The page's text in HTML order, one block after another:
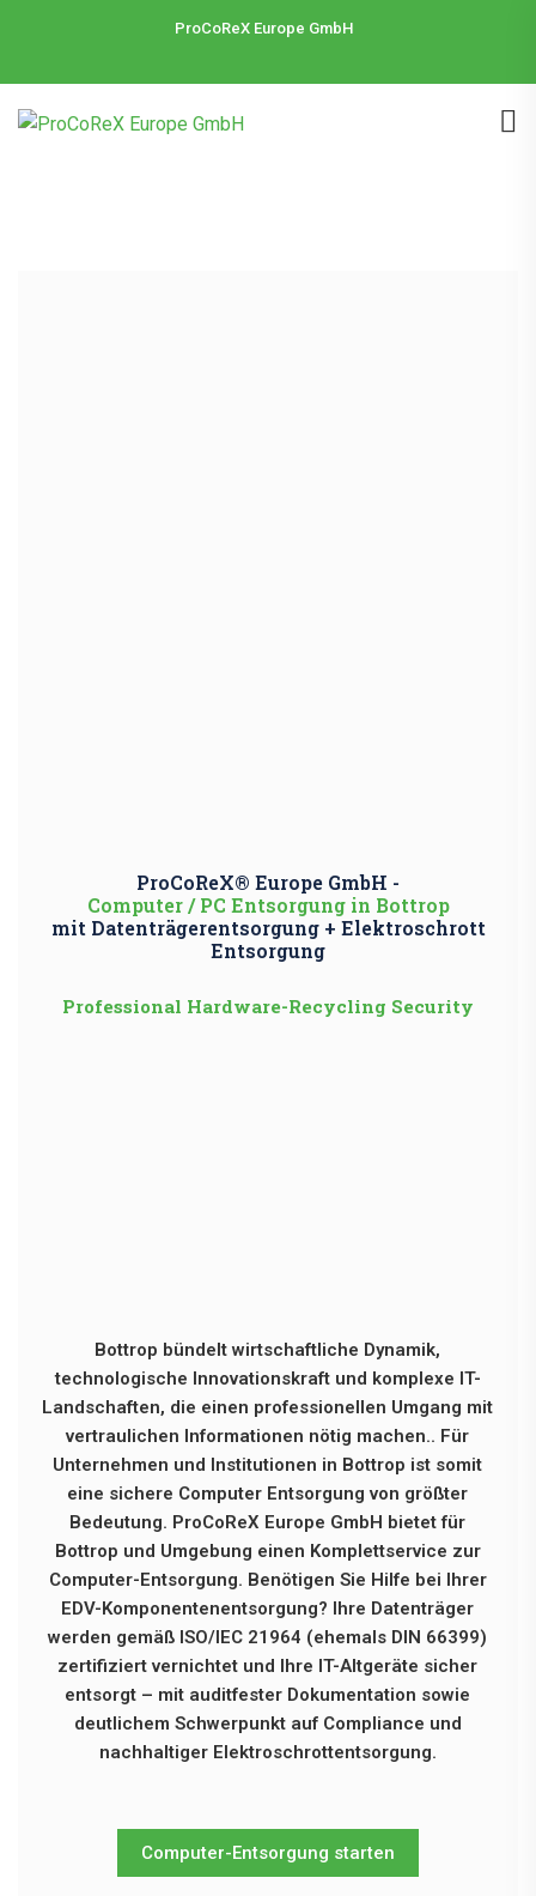
ProCoReX Europe GmbH
ProCoReX® Europe GmbH -
Computer / PC Entsorgung in Bottrop
mit Datenträgerentsorgung + Elektroschrott
Entsorgung
Professional Hardware-Recycling Security
Bottrop bündelt wirtschaftliche Dynamik,
technologische Innovationskraft und komplexe IT-
Landschaften, die einen professionellen Umgang mit
vertraulichen Informationen nötig machen.. Für
Unternehmen und Institutionen in Bottrop ist somit
eine sichere Computer Entsorgung von größter
Bedeutung. ProCoReX Europe GmbH bietet für
Bottrop und Umgebung einen Komplettservice zur
Computer-Entsorgung. Benötigen Sie Hilfe bei Ihrer
EDV-Komponentenentsorgung? Ihre Datenträger
werden gemäß ISO/IEC 21964 (ehemals DIN 66399)
zertifiziert vernichtet und Ihre IT-Altgeräte sicher
entsorgt – mit auditfester Dokumentation sowie
deutlichem Schwerpunkt auf Compliance und
nachhaltiger Elektroschrottentsorgung.
Computer-Entsorgung starten